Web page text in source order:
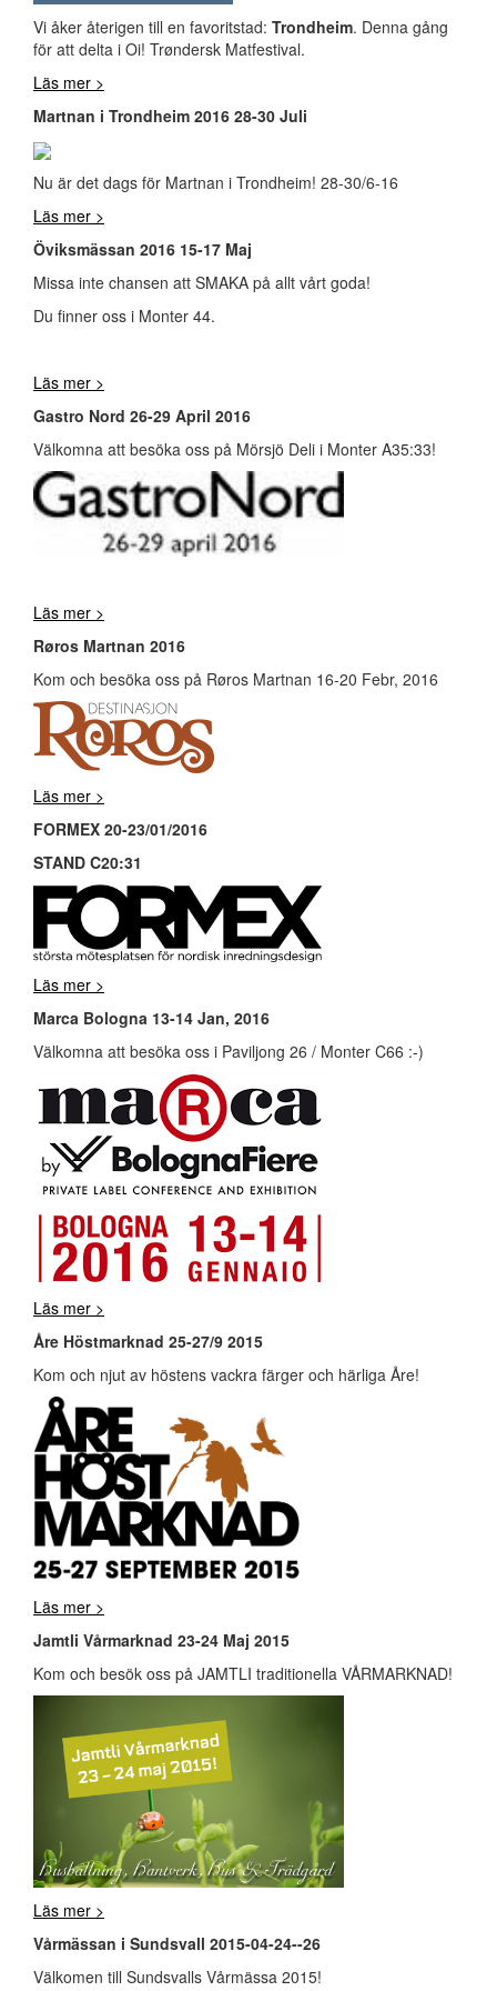
Vi åker återigen till en favoritstad: Trondheim. Denna gång
för att delta i Oi! Trøndersk Matfestival.
Läs mer >
Martnan i Trondheim 2016 28-30 Juli
Nu är det dags för Martnan i Trondheim! 28-30/6-16
Läs mer >
Öviksmässan 2016 15-17 Maj
Missa inte chansen att SMAKA på allt vårt goda!
Du finner oss i Monter 44.
Läs mer >
Gastro Nord 26-29 April 2016
Välkomna att besöka oss på Mörsjö Deli i Monter A35:33!
Läs mer >
Røros Martnan 2016
Kom och besöka oss på Røros Martnan 16-20 Febr, 2016
Läs mer >
FORMEX 20-23/01/2016
STAND C20:31
Läs mer >
Marca Bologna 13-14 Jan, 2016
Välkomna att besöka oss i Paviljong 26 / Monter C66 :-)
Läs mer >
Åre Höstmarknad 25-27/9 2015
Kom och njut av höstens vackra färger och härliga Åre!
Läs mer >
Jamtli Vårmarknad 23-24 Maj 2015
Kom och besök oss på JAMTLI traditionella VÅRMARKNAD!
Läs mer >
Vårmässan i Sundsvall 2015-04-24--26
Välkomen till Sundsvalls Vårmässa 2015!